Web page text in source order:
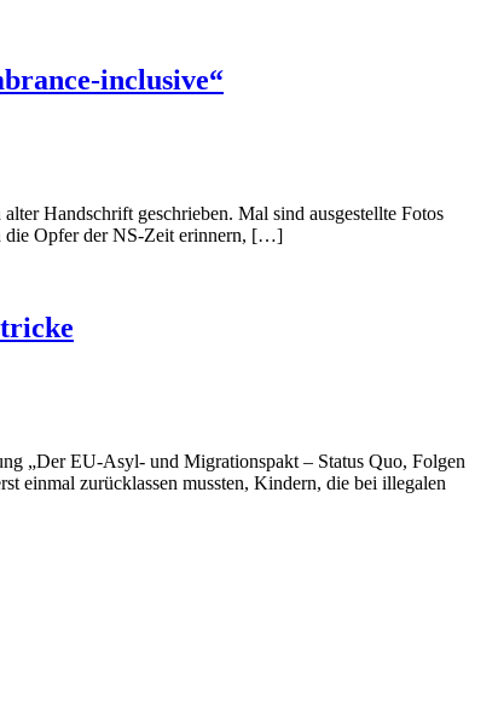
inclusive“
Handschrift geschrieben. Mal sind ausgestellte Fotos
die Opfer der NS-Zeit erinnern, […]
„Der EU-Asyl- und Migrationspakt – Status Quo, Folgen
einmal zurücklassen mussten, Kindern, die bei illegalen